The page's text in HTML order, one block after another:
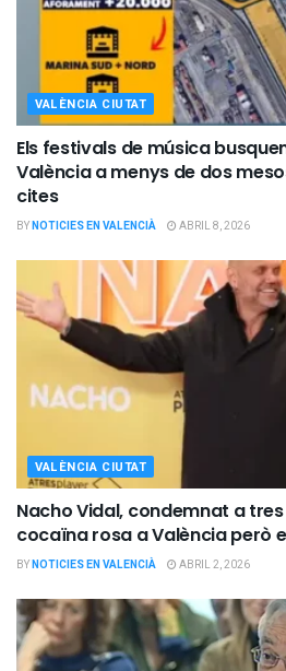
VALÈNCIA CIUTAT
Els festivals de música
València a menys de dos
cites
BYNOTICIES EN VALENCIÀ ABRIL 8, 2026
VALÈNCIA CIUTAT
Nacho Vidal, condemnat a
cocaïna rosa a València però
BYNOTICIES EN VALENCIÀ ABRIL 2, 2026